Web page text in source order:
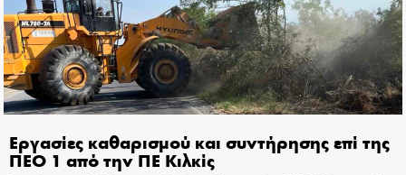
Εργασίες καθαρισμού και συντήρησης επί της
ΠΕΟ 1 από την ΠΕ Κιλκίς